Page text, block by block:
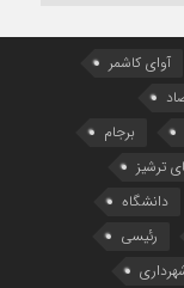
آوای کاشمر
برجام
ترشیز
دانشگاه
رئیسی